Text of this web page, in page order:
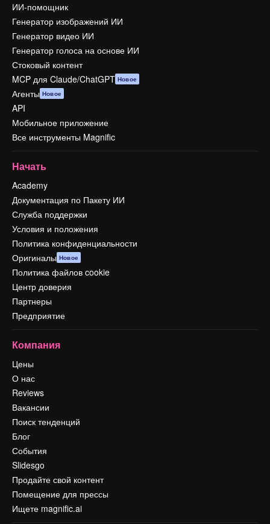
ИИ-помощник
Генератор изображений ИИ
Генератор видео ИИ
Генератор голоса на основе ИИ
Стоковый контент
MCP для Claude/ChatGPT Новое
Агенты Новое
API
Мобильное приложение
Все инструменты Magnific
Начать
Academy
Документация по Пакету ИИ
Служба поддержки
Условия и положения
Политика конфиденциальности
Оригиналы Новое
Политика файлов cookie
Центр доверия
Партнеры
Предприятие
Компания
Цены
О нас
Reviews
Вакансии
Поиск тенденций
Блог
События
Slidesgo
Продайте свой контент
Помещение для прессы
Ищете magnific.ai